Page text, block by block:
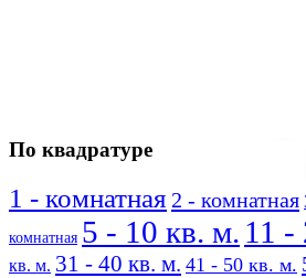
По квадратуре
1 - комнатная 2 - комнатная
комнатная 5 - 10 кв. м. 11 -
кв. м. 31 - 40 кв. м. 41 - 50 кв. м.